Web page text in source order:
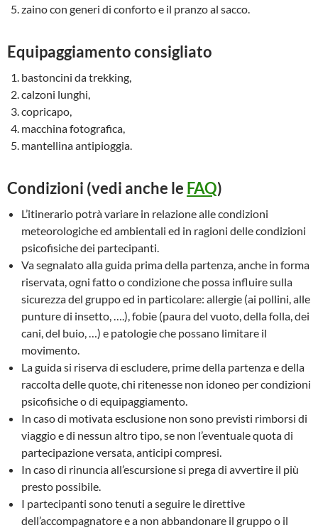
zaino con generi di conforto e il pranzo al sacco.
Equipaggiamento consigliato
bastoncini da trekking,
calzoni lunghi,
copricapo,
macchina fotografica,
mantellina antipioggia.
Condizioni (vedi anche le FAQ)
L’itinerario potrà variare in relazione alle condizioni
meteorologiche ed ambientali ed in ragioni delle condizioni
psicofisiche dei partecipanti.
Va segnalato alla guida prima della partenza, anche in forma
riservata, ogni fatto o condizione che possa influire sulla
sicurezza del gruppo ed in particolare: allergie (ai pollini, alle
punture di insetto, ….), fobie (paura del vuoto, della folla, dei
cani, del buio, …) e patologie che possano limitare il
movimento.
La guida si riserva di escludere, prime della partenza e della
raccolta delle quote, chi ritenesse non idoneo per condizioni
psicofisiche o di equipaggiamento.
In caso di motivata esclusione non sono previsti rimborsi di
viaggio e di nessun altro tipo, se non l’eventuale quota di
partecipazione versata, anticipi compresi.
In caso di rinuncia all’escursione si prega di avvertire il più
presto possibile.
I partecipanti sono tenuti a seguire le direttive
dell’accompagnatore e a non abbandonare il gruppo o il